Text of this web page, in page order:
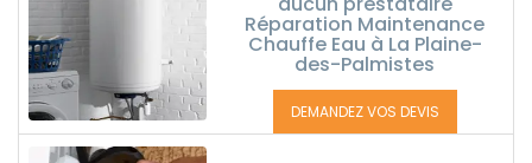
Réparation Maintenance
Chauffe Eau à La Plaine-
des-Palmistes
DEMANDEZ VOS DEVIS